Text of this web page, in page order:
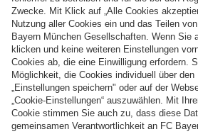
YOUTUBE
Willkommen
Tobias
&
Johannes
NEWS
Der
FC
Bayern
stellt
Bauantrag
für
DIE FLEXIBLE ALTERNATIVE
FlexPass
BUNDESLIGA
Zum
BBL-
Start
zwei
Topspiele
gegen
PRESEASON
der
Bayern
mit
Testspiel
vs.
Miles
&
More
bis
2028:
US-
PARTNER